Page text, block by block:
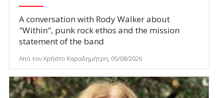
A conversation with Rody Walker about
"Within", punk rock ethos and the mission
statement of the band
Από τον Χρήστο Καραδημήτρη, 05/08/2026